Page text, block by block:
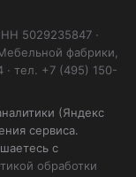
5029235847 ·
фабрики,
· тел. +7 (495) 150-
(Яндекс
сервиса.
с
обработки